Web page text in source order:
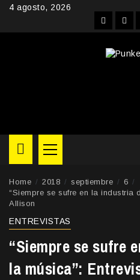
Skip4 agosto, 2026
Primary
Menu
Home 2018 septiembre
6
“Siempre se sufre en la industria
Allison
ENTREVISTAS
“Siempre se sufre
la música”: